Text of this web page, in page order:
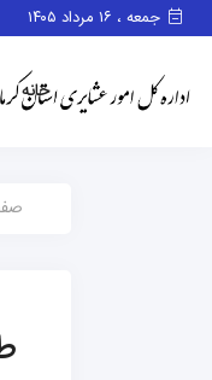
جمعه ، ۱۶ مرداد ۱۴۰۵
خانه